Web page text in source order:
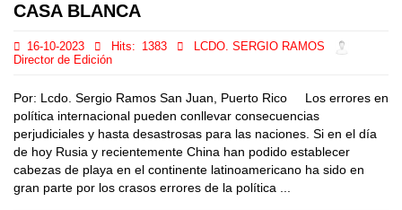
CASA BLANCA
16-10-2023 Hits: 1383
LCDO. SERGIO RAMOS
Director de Edición
Por: Lcdo. Sergio Ramos San Juan, Puerto Rico Los errores en
política internacional pueden conllevar consecuencias
perjudiciales y hasta desastrosas para las naciones. Si en el día
de hoy Rusia y recientemente China han podido establecer
cabezas de playa en el continente latinoamericano ha sido en
gran parte por los crasos errores de la política ...